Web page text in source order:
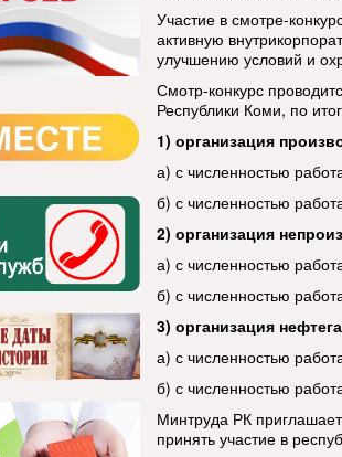
Участие в смотре-
активную
улучшению условий и
Смотр-конкурс
Республики Коми, по
1) организация
а) с численностью
б) с численностью
2) организация
а) с численностью
б) с численностью
3) организация
а) с численностью
б) с численностью
Минтруда РК
принять участие в